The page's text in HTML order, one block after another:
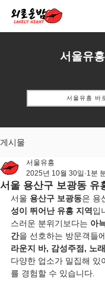
서울유
서울유흥 바
게시물
서울 용산구 보광동 유
서울유흥
2025년 10월 30일 1분
서울 용산구 보광동은 용
성이 뛰어난 유흥 지역 입
스러운 분위기보다는 아
간을 선호하는 방문객들
라운지 바, 감성주점, 노
다양한 업소가 밀집해 있
를 경험할 수 있습니다.